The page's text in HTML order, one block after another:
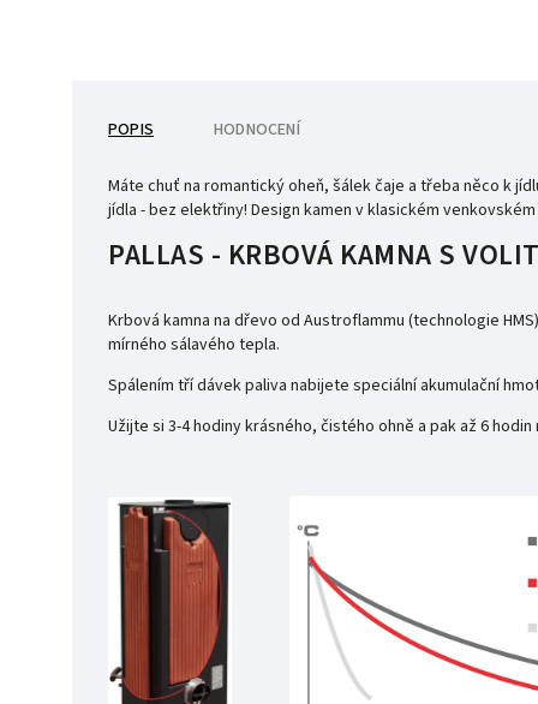
POPIS HODNOCENÍ
Máte chuť na romantický oheň, šálek čaje a třeba něco k
jídla - bez elektřiny! Design kamen v klasickém
PALLAS - KRBOVÁ KAMNA S
Krbová kamna na dřevo od Austroflammu (technologie
mírného sálavého tepla.
Spálením tří dávek paliva nabijete speciální akumulační
Užijte si 3-4 hodiny krásného, čistého ohně a pak až 6